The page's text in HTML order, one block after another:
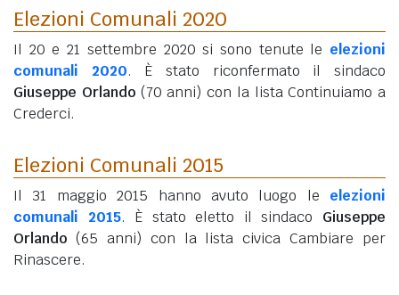
Elezioni Comunali 2020
Il 20 e 21 settembre 2020 si sono tenute le elezioni
comunali 2020. È stato riconfermato il sindaco
Giuseppe Orlando (70 anni) con la lista Continuiamo a
Crederci.
Elezioni Comunali 2015
Il 31 maggio 2015 hanno avuto luogo le elezioni
comunali 2015. È stato eletto il sindaco Giuseppe
Orlando (65 anni) con la lista civica Cambiare per
Rinascere.